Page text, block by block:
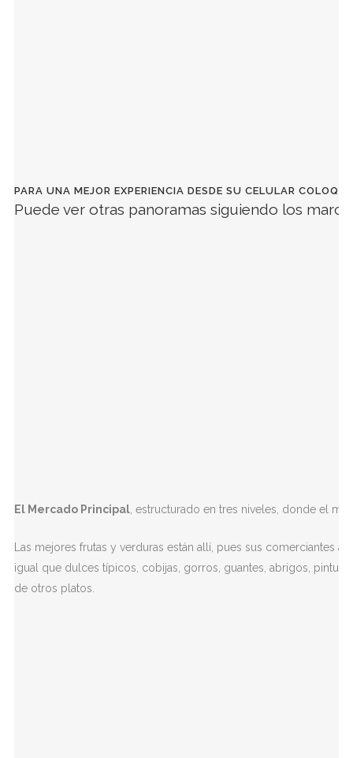
PARA UNA MEJOR EXPERIENCIA DESDE SU CELULAR
Puede ver otras panoramas siguiendo los
El Mercado Principal, estructurado en tres niveles, donde el
Las mejores frutas y verduras están allí, pues sus comerciantes
igual que dulces típicos, cobijas, gorros, guantes, abrigos,
de otros platos.